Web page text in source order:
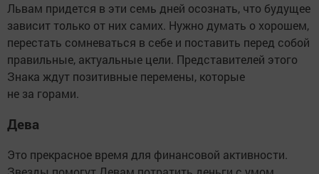
Львам придется в эти семь дней осознать, что будущее
зависит только от них самих. Нужно думать о хорошем,
перестать сомневаться в себе и поставить перед собой
правильные, актуальные цели. Представителей этого
Знака ждут позитивные перемены, которые
не за горами.
Дева
Это прекрасное время для финансовой активности.